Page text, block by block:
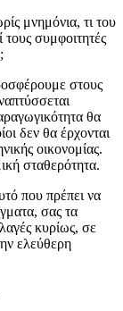
μνημόνια, τι του
τους συμφοιτητές
στους
θα
δεν θα έρχονται
οικονομίας.
σταθερότητα.
που πρέπει να
σας τα
κυρίως, σε
ελεύθερη